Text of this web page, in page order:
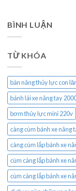
BÌNH LUẬN
TỪ KHÓA
bàn nâng thủy lực con
bánh lái xe nâng tay
bơm thủy lực mini 220v
càng cùm bánh xe nâng
càng cùm lắp bánh xe
cùm càng lắp bánh xe
cùm càng lắp bánh xe